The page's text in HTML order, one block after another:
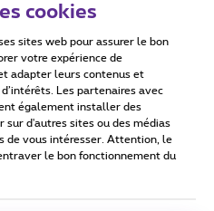
Accessibility statement
cookies
sites web pour assurer le bon
votre expérience de
adapter leurs contenus et
Les partenaires avec
également installer des
sur d'autres sites ou des médias
de vous intéresser. Attention, le
le bon fonctionnement du